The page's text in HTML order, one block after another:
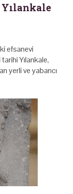
efsanevi
Yılankale,
yerli ve yabancı